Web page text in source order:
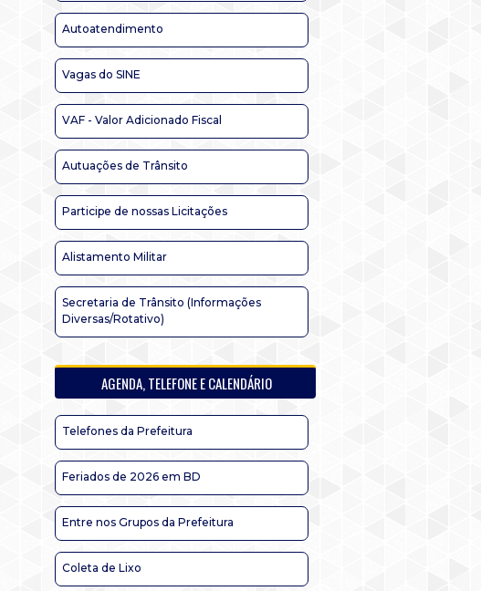
Autoatendimento
Vagas do SINE
VAF - Valor Adicionado Fiscal
Autuações de Trânsito
Participe de nossas Licitações
Alistamento Militar
Secretaria de Trânsito (Informações
Diversas/Rotativo)
AGENDA, TELEFONE E CALENDÁRIO
Telefones da Prefeitura
Feriados de 2026 em BD
Entre nos Grupos da Prefeitura
Coleta de Lixo